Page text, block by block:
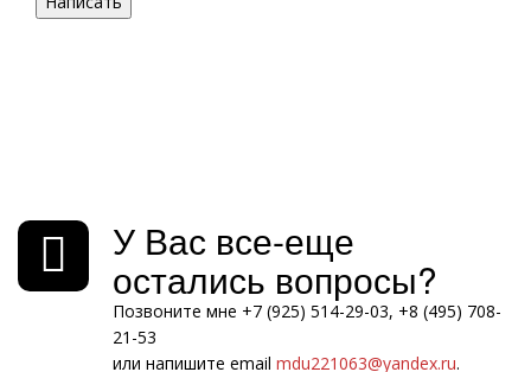
У Вас все-еще
остались вопросы?
Позвоните мне +7 (925) 514-29-03, +8 (495) 708-
21-53
или напишите email mdu221063@yandex.ru.